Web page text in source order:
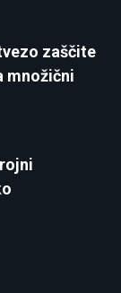
zaščite
množični